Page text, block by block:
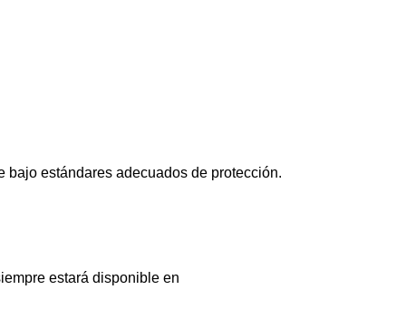
bajo estándares adecuados de protección.
estará disponible en